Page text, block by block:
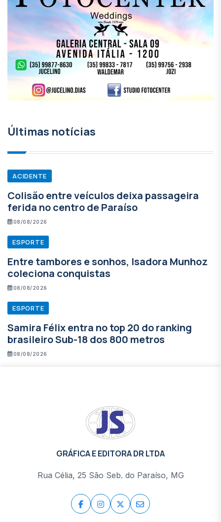
Últimas notícias
ACIDENTE
Colisão entre veículos deixa passageira
ferida no centro de Paraíso
08/08/2026
ESPORTE
Entre tambores e sonhos, Isadora Munhoz
coleciona conquistas
08/08/2026
ESPORTE
Samira Félix entra no top 20 do ranking
brasileiro Sub-18 dos 800 metros
08/08/2026
GRÁFICA E EDITORA DR LTDA
Rua Célia, 25 São Seb. do Paraíso, MG